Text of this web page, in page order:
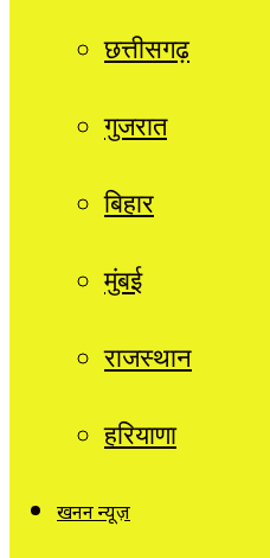
छत्तीसगढ़
गुजरात
बिहार
मुंबई
राजस्थान
हरियाणा
खनन न्यूज़